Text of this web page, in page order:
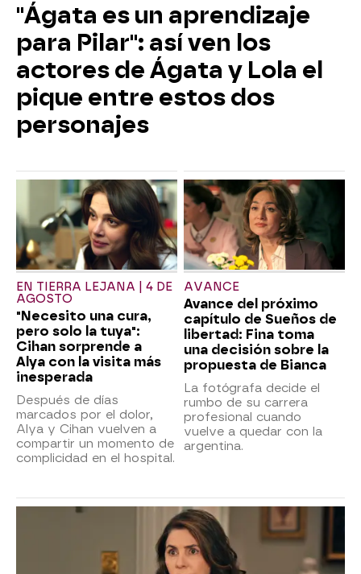
"Ágata es un aprendizaje
para Pilar": así ven los
actores de Ágata y Lola el
pique entre estos dos
personajes
EN TIERRA LEJANA | 4 DE
AGOSTO
"Necesito una cura,
pero solo la tuya":
Cihan sorprende a
Alya con la visita más
inesperada
Después de días
marcados por el dolor,
Alya y Cihan vuelven a
compartir un momento de
complicidad en el hospital.
AVANCE
Avance del próximo
capítulo de Sueños de
libertad: Fina toma
una decisión sobre la
propuesta de Bianca
La fotógrafa decide el
rumbo de su carrera
profesional cuando
vuelve a quedar con la
argentina.